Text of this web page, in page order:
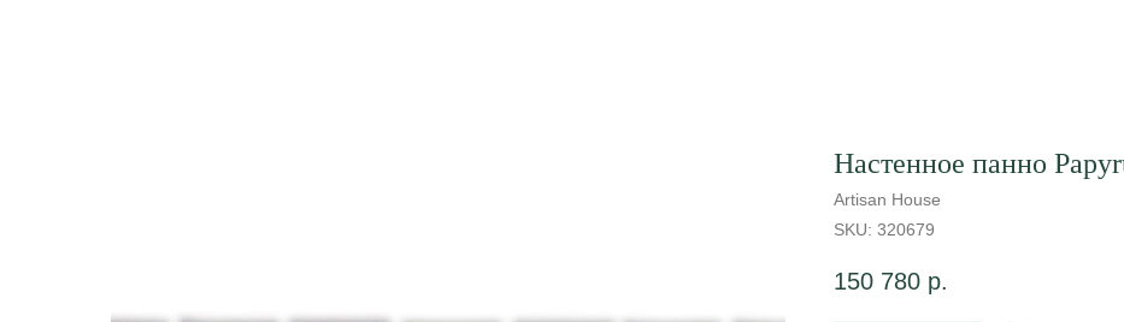
Настенное панно
Artisan House
SKU: 320679
150 780 р.